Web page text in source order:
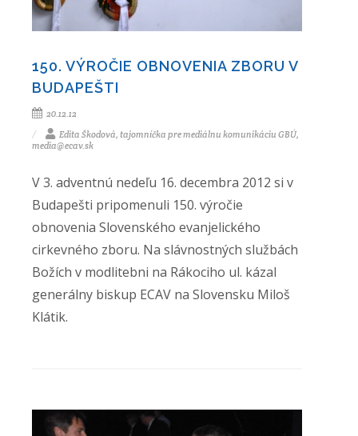
150. VÝROČIE OBNOVENIA ZBORU V
BUDAPEŠTI
20.12.12
Edita Škodová, tajomníčka pre mediálnu komunikáciu GBÚ,
media@ecav.sk
V 3. adventnú nedeľu 16. decembra 2012 si v
Budapešti pripomenuli 150. výročie
obnovenia Slovenského evanjelického
cirkevného zboru. Na slávnostných službách
Božích v modlitebni na Rákociho ul. kázal
generálny biskup ECAV na Slovensku Miloš
Klátik.